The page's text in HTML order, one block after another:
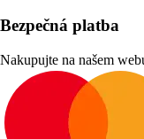
Bezpečná platba
Nakupujte na našem